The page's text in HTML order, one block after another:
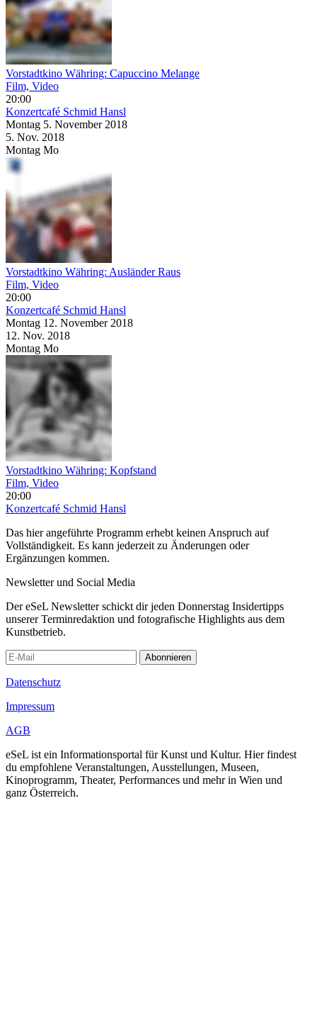
Vorstadtkino Währing: Capuccino Melange
Film, Video
20:00
Konzertcafé Schmid Hansl
Montag 5. November 2018
5. Nov. 2018
Montag Mo
Vorstadtkino Währing: Ausländer Raus
Film, Video
20:00
Konzertcafé Schmid Hansl
Montag 12. November 2018
12. Nov. 2018
Montag Mo
Vorstadtkino Währing: Kopfstand
Film, Video
20:00
Konzertcafé Schmid Hansl
Das hier angeführte Programm erhebt keinen Anspruch auf
Vollständigkeit. Es kann jederzeit zu Änderungen oder
Ergänzungen kommen.
Newsletter und Social Media
Der eSeL Newsletter schickt dir jeden Donnerstag Insidertipps
unserer Terminredaktion und fotografische Highlights aus dem
Kunstbetrieb.
Abonnieren
Datenschutz
Impressum
AGB
eSeL ist ein Informationsportal für Kunst und Kultur. Hier findest
du empfohlene Veranstaltungen, Ausstellungen, Museen,
Kinoprogramm, Theater, Performances und mehr in Wien und
ganz Österreich.